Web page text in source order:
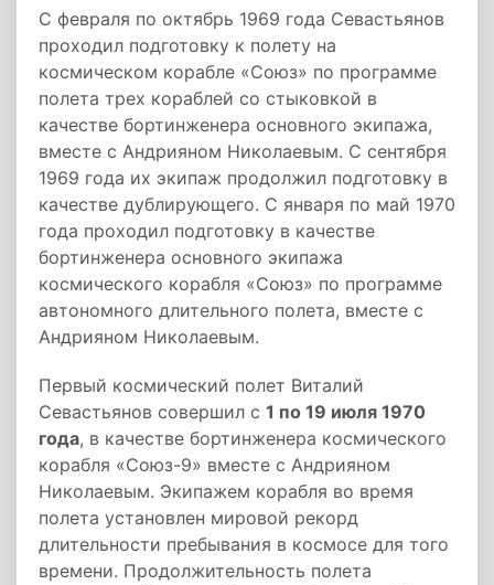
С февраля по октябрь 1969 года Севастьянов
проходил подготовку к полету на
космическом корабле «Союз» по программе
полета трех кораблей со стыковкой в
качестве бортинженера основного экипажа,
вместе с Андрияном Николаевым. С сентября
1969 года их экипаж продолжил подготовку в
качестве дублирующего. С января по май 1970
года проходил подготовку в качестве
бортинженера основного экипажа
космического корабля «Союз» по программе
автономного длительного полета, вместе с
Андрияном Николаевым.
Первый космический полет Виталий
Севастьянов совершил с 1 по 19 июля 1970
года, в качестве бортинженера космического
корабля «Союз-9» вместе с Андрияном
Николаевым. Экипажем корабля во время
полета установлен мировой рекорд
длительности пребывания в космосе для того
времени. Продолжительность полета